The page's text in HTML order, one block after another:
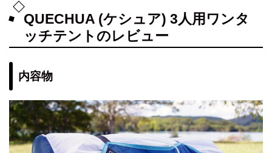
QUECHUA (ケシュア) 3人用ワンタ
ッチテントのレビュー
内容物